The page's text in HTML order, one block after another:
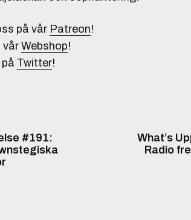
på vår Patreon!
vår Webshop!
Twitter!
#191:
What’s
Radio